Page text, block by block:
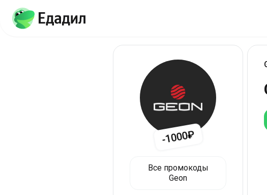
-1000₽
Все промокоды
Geon